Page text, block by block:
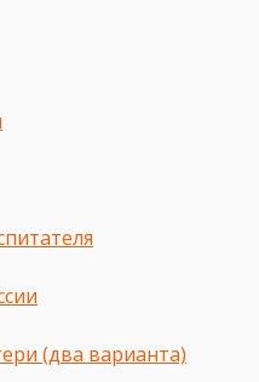
(два варианта)